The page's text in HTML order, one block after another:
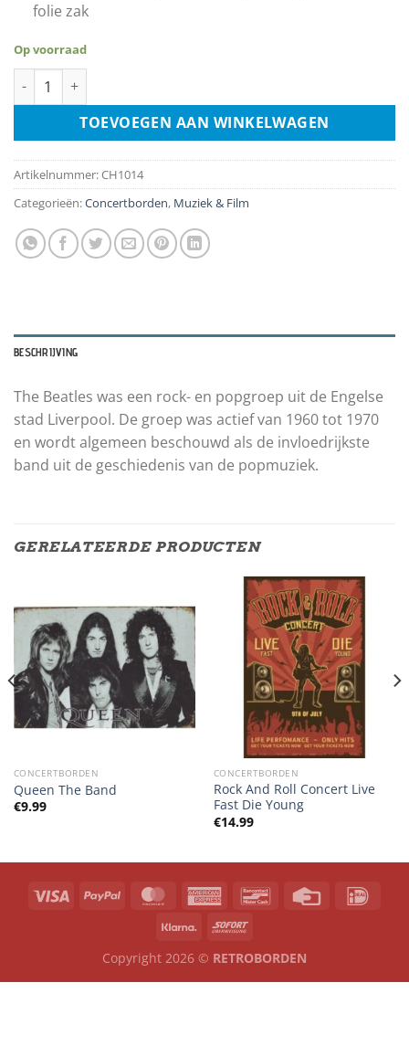
folie zak
Op voorraad
The Beatles aantal
TOEVOEGEN AAN WINKELWAGEN
Artikelnummer:CH1014
Categorieën:Concertborden, Muziek & Film
BESCHRIJVING
The Beatles was een rock- en popgroep uit de Engelse
stad Liverpool. De groep was actief van 1960 tot 1970
en wordt algemeen beschouwd als de invloedrijkste
band uit de geschiedenis van de popmuziek.
GERELATEERDE PRODUCTEN
CONCERTBORDEN
Queen The Band
€9.99
CONCERTBORDEN
Rock And Roll Concert Live
Fast Die Young
€14.99
Copyright 2026 © RETROBORDEN